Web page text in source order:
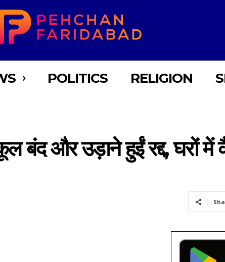
POLITICS RELIGION
बंद और उड़ाने हुईं रद्द, घरों में